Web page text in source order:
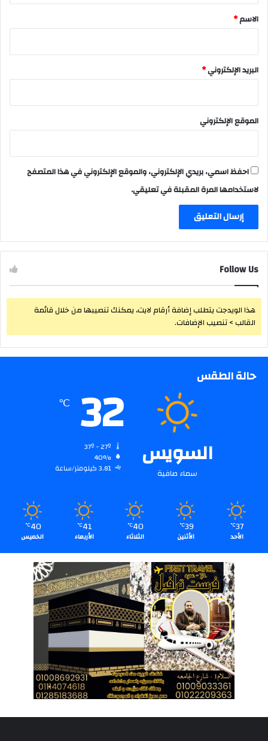
*
الاسم*
البريد الإلكتروني*
الموقع الإلكتروني
احفظ اسمي، بريدي الإلكتروني، والموقع الإلكتروني في هذا المتصفح
لاستخدامها المرة المقبلة في تعليقي.
Follow Us
هذا الويدجت يتطلب إضافة أرقام لايت، يمكنك تنصيبها من خلال قائمة
القالب > تنصيب الإضافات.
حالة الطقس
السويس
سماء صافية
32
℃
40%
3.81 كيلومتر/ساعة
37
℃
الأحد
39
℃
الأثنين
40
℃
الثلاثاء
41
℃
الأربعاء
40
℃
الخميس